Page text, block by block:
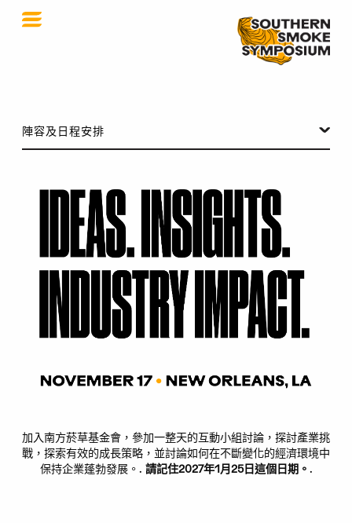
陣容及日程安排
加入南方菸草基金會，參加一整天的互動小組討論，探討產業挑
戰，探索有效的成長策略，並討論如何在不斷變化的經濟環境中
保持企業蓬勃發展。. 請記住2027年1月25日這個日期。 .